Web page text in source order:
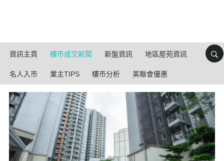
資訊主頁 樓市成交新聞 新盤資訊 地區屋苑資訊
名人入市 業主TIPS 樓市分析 美聯會優惠